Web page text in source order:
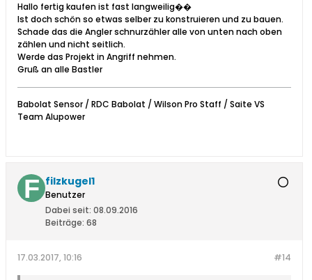
Hallo fertig kaufen ist fast langweilig��
Ist doch schön so etwas selber zu konstruieren und zu bauen.
Schade das die Angler schnurzähler alle von unten nach oben
zählen und nicht seitlich.
Werde das Projekt in Angriff nehmen.
Gruß an alle Bastler
Babolat Sensor / RDC Babolat / Wilson Pro Staff / Saite VS
Team Alupower
filzkugel1
Benutzer
Dabei seit: 08.09.2016
Beiträge: 68
#14
17.03.2017, 10:16